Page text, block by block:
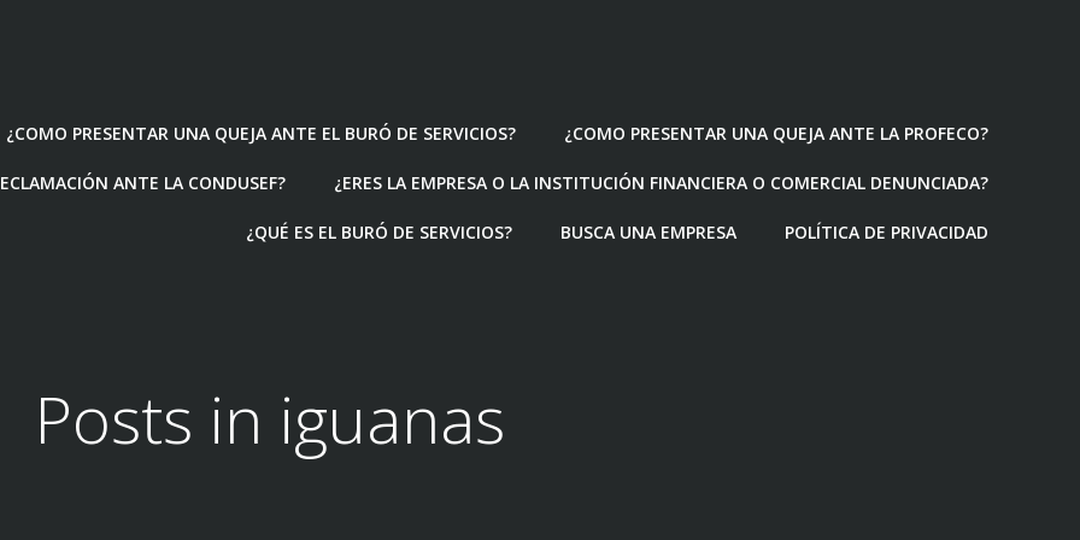
¿COMO PRESENTAR UNA QUEJA ANTE EL BURÓ DE SERVICIOS? ¿COMO PRESENTAR UNA QUEJA ANTE LA PROFECO?
ANTE LA CONDUSEF? ¿ERES LA EMPRESA O LA INSTITUCIÓN FINANCIERA O COMERCIAL DENUNCIADA?
¿QUÉ ES EL BURÓ DE SERVICIOS? BUSCA UNA EMPRESA POLÍTICA DE PRIVACIDAD
Posts in iguanas